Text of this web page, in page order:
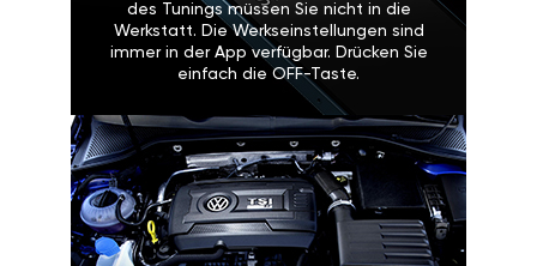
des Tunings müssen Sie nicht in die
Werkstatt. Die Werkseinstellungen sind
immer in der App verfügbar. Drücken Sie
einfach die OFF-Taste.